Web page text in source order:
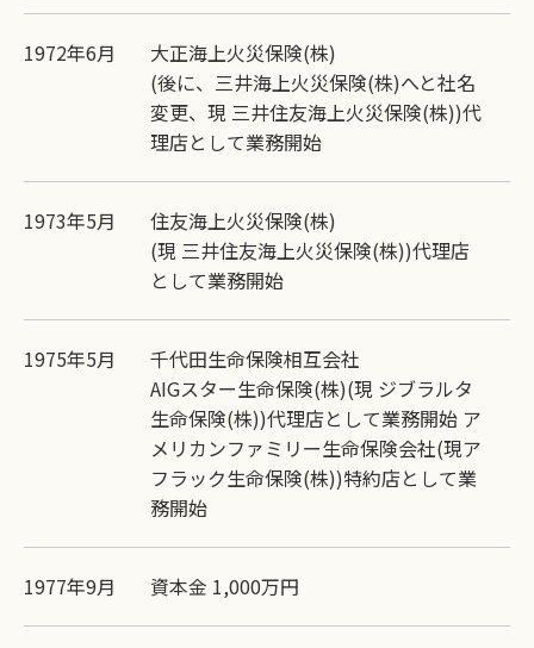
1972年6月
大正海上火災保険(株)
(後に、三井海上火災保険(株)へと社名
変更、現 三井住友海上火災保険(株))代
理店として業務開始
1973年5月
住友海上火災保険(株)
(現 三井住友海上火災保険(株))代理店
として業務開始
1975年5月
千代田生命保険相互会社
AIGスター生命保険(株)(現 ジブラルタ
生命保険(株))代理店として業務開始 ア
メリカンファミリー生命保険会社(現ア
フラック生命保険(株))特約店として業
務開始
1977年9月 資本金 1,000万円